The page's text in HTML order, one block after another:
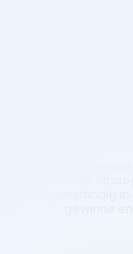
individuelle
eigenständig
gewinne